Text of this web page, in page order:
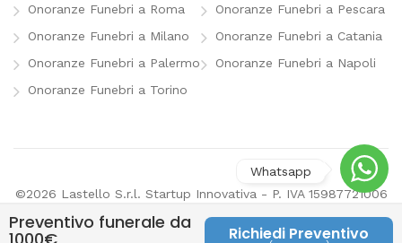
Onoranze Funebri a Roma
Onoranze Funebri a Milano
Onoranze Funebri a Palermo
Onoranze Funebri a Torino
Onoranze Funebri a Pescara
Onoranze Funebri a Catania
Onoranze Funebri a Napoli
©2026 Lastello S.r.l. Startup Innovativa - P. IVA 15987721006
preferenze pubblicitarie
Preventivo funerale da
Richiedi Preventivo